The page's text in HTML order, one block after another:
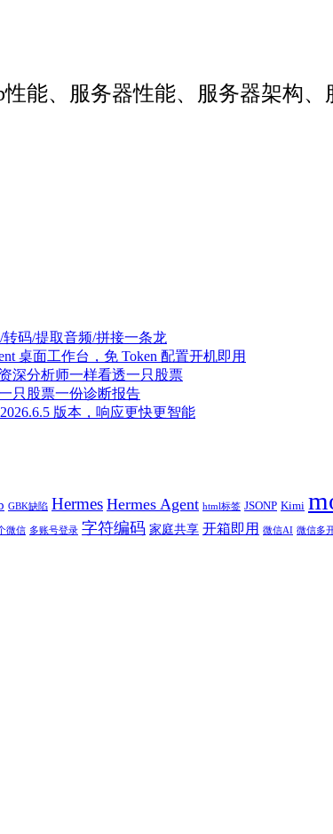
能、服务器性能、服务器架构
码/提取音频/拼接一条龙
桌面工作台，免 Token 配置开机即用
深分析师一样看透一只股票
只股票一份诊断报告
版本，响应更快更智能
GBK缺陷 Hermes Hermes Agent html标签 JSONP Kimi
微信 多账号登录 字符编码 家庭共享 开箱即用 微信AI 微信多